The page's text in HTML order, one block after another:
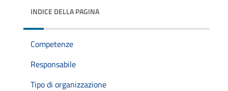
INDICE DELLA PAGINA
Competenze
Responsabile
Tipo di organizzazione